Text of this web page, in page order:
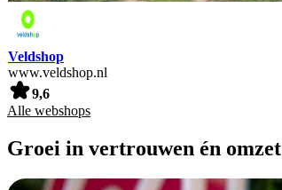
Veldshop
www.veldshop.nl
9,6
Alle webshops
Groei in vertrouwen én omzet